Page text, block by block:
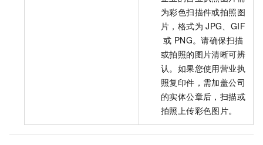
为彩色扫描件或拍照图
片，格式为 JPG、GIF
或 PNG。请确保扫描
或拍照的图片清晰可辨
认。如果您使用营业执
照复印件，需加盖公司
的实体公章后，扫描或
拍照上传彩色图片。